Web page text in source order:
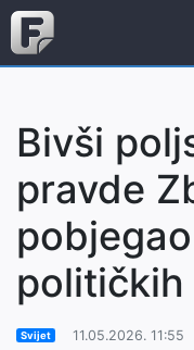
Bivši
pravde
političkih
Svijet 11.05.2026. 11:55